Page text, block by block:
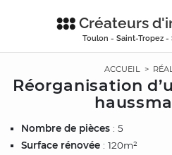
Créateurs
Toulon - Saint-Tropez -
ACCUEIL>
Réorganisation
Nombre de pièces : 5
Surface rénovée : 120m²